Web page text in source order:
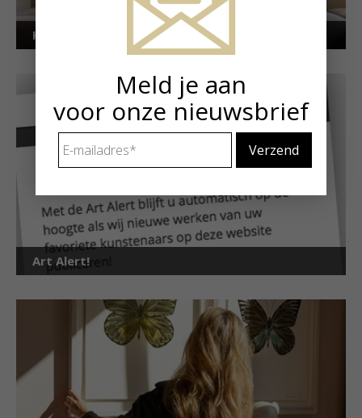
Kunstuitleen voor particulieren
Art Alert!
Meld je aan
voor onze nieuwsbrief
mailadres *